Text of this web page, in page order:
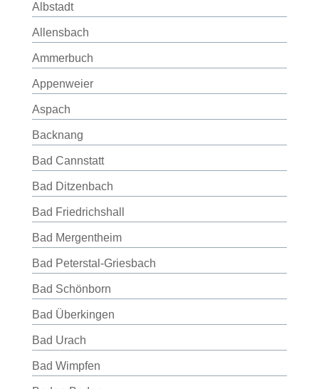
Albstadt
Allensbach
Ammerbuch
Appenweier
Aspach
Backnang
Bad Cannstatt
Bad Ditzenbach
Bad Friedrichshall
Bad Mergentheim
Bad Peterstal-Griesbach
Bad Schönborn
Bad Überkingen
Bad Urach
Bad Wimpfen